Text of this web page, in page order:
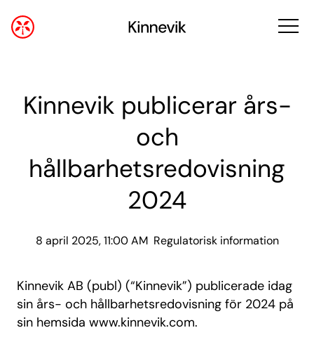
Kinnevik publicerar års-
och
hållbarhetsredovisning
2024
8 april 2025, 11:00 AM Regulatorisk information
Kinnevik AB (publ) (“Kinnevik”) publicerade idag
sin års- och hållbarhetsredovisning för 2024 på
sin hemsida www.kinnevik.com.